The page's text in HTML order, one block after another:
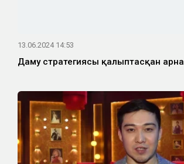
13.06.2024 14:53
Даму стратегиясы қалыптасқан арна